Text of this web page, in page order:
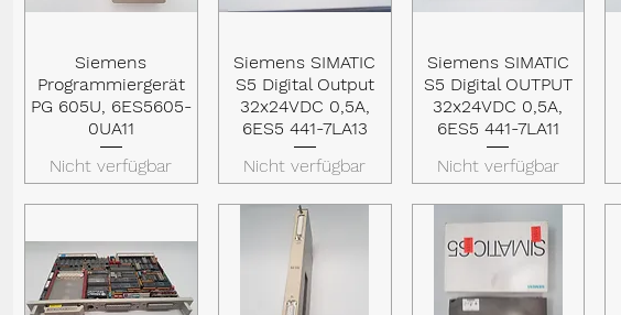
Schnellansicht
Siemens
Programmiergerät
PG 605U, 6ES5605-
0UA11
Nicht verfügbar
Schnellansicht
Siemens SIMATIC
S5 Digital Output
32x24VDC 0,5A,
6ES5 441-7LA13
Nicht verfügbar
Schnellansicht
Siemens SIMATIC
S5 Digital OUTPUT
32x24VDC 0,5A,
6ES5 441-7LA11
Nicht verfügbar